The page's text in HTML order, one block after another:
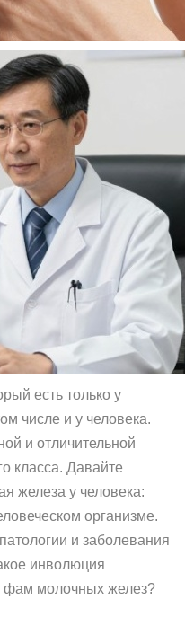
есть только у
числе и у человека.
и отличительной
класса. Давайте
железа у человека:
организме.
и заболевания
инволюция
фам молочных желез?